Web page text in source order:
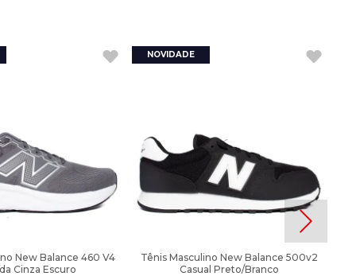
New Balance 460 V4
Cinza Escuro
Tênis Masculino New Balance 500v2
Casual Preto/Branco